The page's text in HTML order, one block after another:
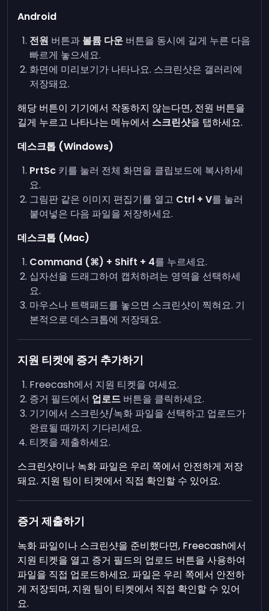
Android
전원 버튼과 볼륨 다운 버튼을 동시에 길게 누른 다음
빠르게 놓으세요.
화면에 미리보기가 나타나요. 스크린샷은 갤러리에
저장돼요.
해당 버튼이 기기에서 작동하지 않는다면, 전원 버튼을
길게 누르고 나타나는 메뉴에서 스크린샷을 탭하세요.
데스크톱 (Windows)
PrtSc 키를 눌러 전체 화면을 클립보드에 복사하세
요.
그림판 같은 이미지 편집기를 열고 Ctrl + V를 눌러
붙여넣은 다음 파일을 저장하세요.
데스크톱 (Mac)
Command (⌘) + Shift + 4를 누르세요.
십자선을 드래그하여 캡처하려는 영역을 선택하세
요.
마우스나 트랙패드를 놓으면 스크린샷이 찍혀요. 기
본적으로 데스크톱에 저장돼요.
지원 티켓에 증거 추가하기
Freecash에서 지원 티켓을 여세요.
증거 필드에서 업로드 버튼을 클릭하세요.
기기에서 스크린샷/녹화 파일을 선택하고 업로드가
완료될 때까지 기다리세요.
티켓을 제출하세요.
스크린샷이나 녹화 파일은 우리 쪽에서 안전하게 저장
돼요. 지원 팀이 티켓에서 직접 확인할 수 있어요.
증거 제출하기
녹화 파일이나 스크린샷을 준비했다면, Freecash에서
지원 티켓을 열고 증거 필드의 업로드 버튼을 사용하여
파일을 직접 업로드하세요. 파일은 우리 쪽에서 안전하
게 저장되며, 지원 팀이 티켓에서 직접 확인할 수 있어
요.